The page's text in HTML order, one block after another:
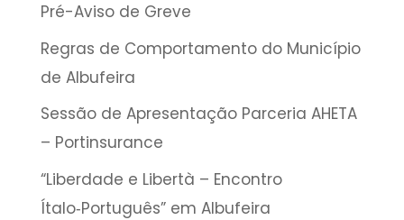
Pré-Aviso de Greve
Regras de Comportamento do Município
de Albufeira
Sessão de Apresentação Parceria AHETA
– Portinsurance
“Liberdade e Libertà – Encontro
Ítalo‑Português” em Albufeira